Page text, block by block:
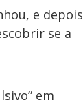
e depois
se a
em